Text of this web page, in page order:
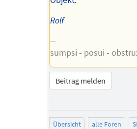
Rolf
--
sumpsi - posui -
Beitrag melden
Übersicht alle Foren